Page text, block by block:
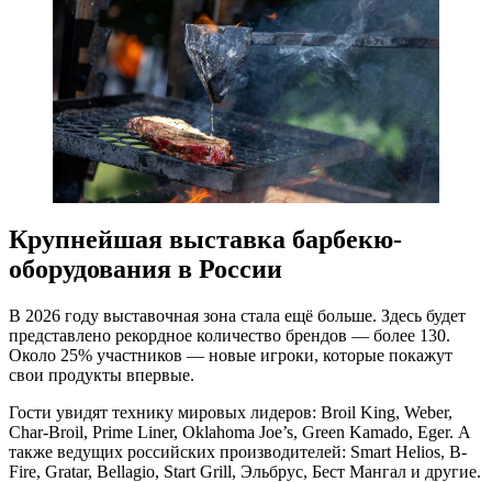
Крупнейшая выставка барбекю-
оборудования в России
В 2026 году выставочная зона стала ещё больше. Здесь будет
представлено рекордное количество брендов — более 130.
Около 25% участников — новые игроки, которые покажут
свои продукты впервые.
Гости увидят технику мировых лидеров: Broil King, Weber,
Char-Broil, Prime Liner, Oklahoma Joe’s, Green Kamado, Eger. А
также ведущих российских производителей: Smart Helios, B-
Fire, Gratar, Bellagio, Start Grill, Эльбрус, Бест Мангал и другие.